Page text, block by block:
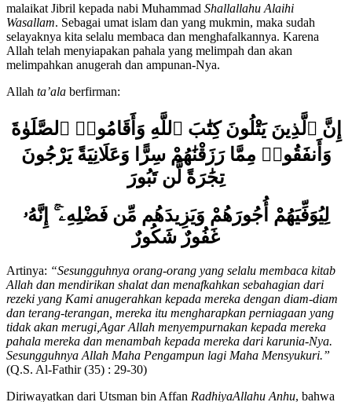
AllahSubhanahu Wata‘ala telah menurukan Al-Qur’an melalui
malaikat Jibril kepada nabi MuhammadShallallahu Alaihi
Wasallam. Sebagai umat islam dan yang mukmin, maka sudah
selayaknya kita selalu membaca dan menghafalkannya. Karena
Allah telah menyiapakan pahala yang melimpah dan akan
إِنَّ ٱلَّذِينَ يَتْلُونَ كِتَٰبَ ٱللَّهِ وَأَقَامُوا۟ ٱلصَّلَوٰةَ
وَأَنفَقُوا۟ مِمَّا رَزَقْنَٰهُمْ سِرًّا وَعَلَانِيَةً يَرْجُونَ
تِجَٰرَةً لَّن تَبُورَ
لِيُوَفِّيَهُمْ أُجُورَهُمْ وَيَزِيدَهُم مِّن فَضْلِهِۦٓ ۚ إِنَّهُۥ
غَفُورٌ شَكُورٌ
Artinya:“Sesungguhnya orang-orang yang selalu membaca kitab
Allah dan mendirikan shalat dan menafkahkan sebahagian dari
rezeki yang Kami anugerahkan kepada mereka dengan diam-diam
dan terang-terangan, mereka itu mengharapkan perniagaan yang
tidak akan merugi,Agar Allah menyempurnakan kepada mereka
pahala mereka dan menambah kepada mereka dari karunia-Nya.
Sesungguhnya Allah Maha Pengampun lagi Maha Mensyukuri.”